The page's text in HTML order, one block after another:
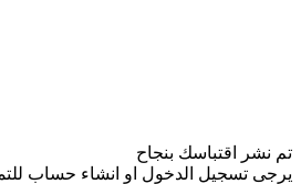
تم نشر اقتباسك بنجاح
يرجى تسجيل الدخول او انشاء حساب